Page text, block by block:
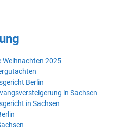
2025
Berlin
in Sachsen
in Sachsen